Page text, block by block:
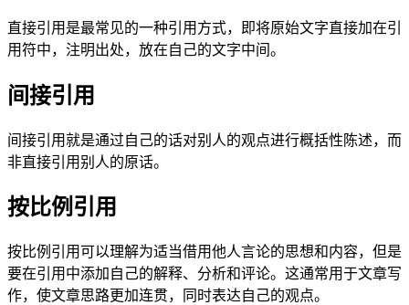
直接引用是最常见的一种引用方式，即将原始文字直接加在引
用符中，注明出处，放在自己的文字中间。
间接引用
间接引用就是通过自己的话对别人的观点进行概括性陈述，而
非直接引用别人的原话。
按比例引用
按比例引用可以理解为适当借用他人言论的思想和内容，但是
要在引用中添加自己的解释、分析和评论。这通常用于文章写
作，使文章思路更加连贯，同时表达自己的观点。